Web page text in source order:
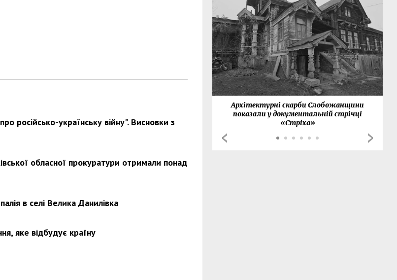
російсько-українську війну". Висновки з
обласної прокуратури отримали понад
в селі Велика Данилівка
яке відбудує країну
Архітектурні скарби Слобожанщини
показали у документальній стрічці
«Стріха»